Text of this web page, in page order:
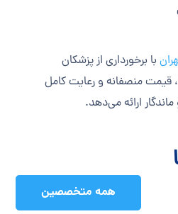
با برخورداری از پزشکان
منصفانه و رعایت کامل
ارائه می‌دهد.
همه متخصصین